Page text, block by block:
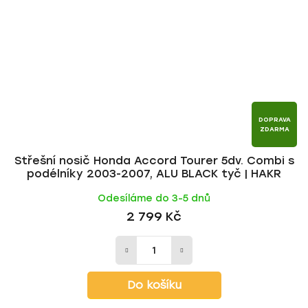
DOPRAVA
ZDARMA
Střešní nosič Honda Accord Tourer 5dv. Combi s
podélníky 2003-2007, ALU BLACK tyč | HAKR
Odesíláme do 3-5 dnů
2 799 Kč
Do košíku